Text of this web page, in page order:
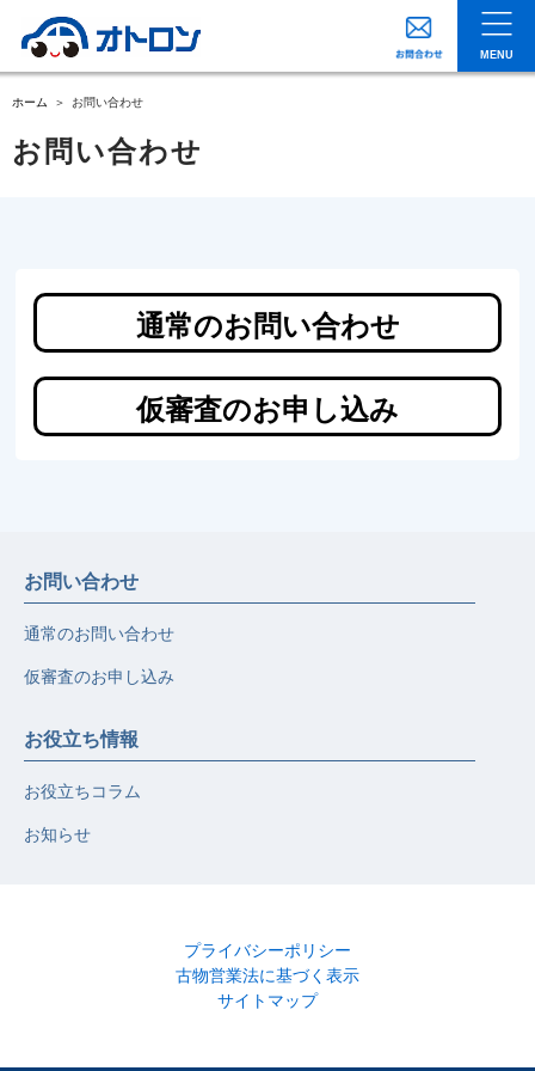
MENU
ホーム お問い合わせ
お問い合わせ
通常のお問い合わせ
仮審査のお申し込み
お問い合わせ
通常のお問い合わせ
仮審査のお申し込み
お役立ち情報
お役立ちコラム
お知らせ
プライバシーポリシー
古物営業法に基づく表示
サイトマップ